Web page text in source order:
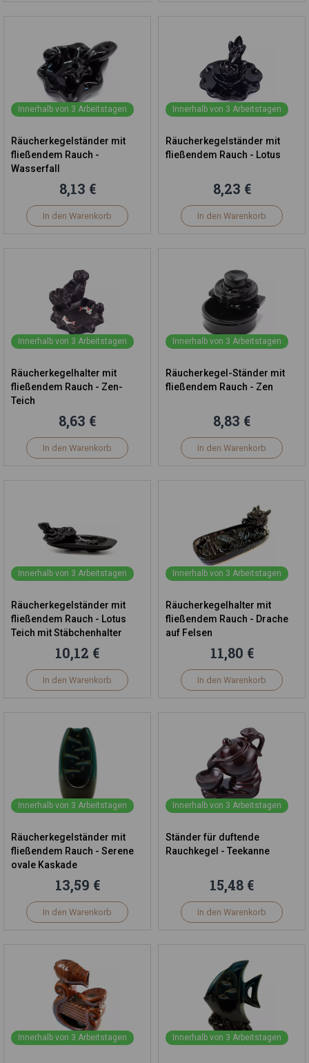
Innerhalb von 3 Arbeitstagen
Räucherkegelständer mit
fließendem Rauch -
Wasserfall
8,13 €
In den Warenkorb
Innerhalb von 3 Arbeitstagen
Räucherkegelständer mit
fließendem Rauch - Lotus
8,23 €
In den Warenkorb
Innerhalb von 3 Arbeitstagen
Räucherkegelhalter mit
fließendem Rauch - Zen-
Teich
8,63 €
In den Warenkorb
Innerhalb von 3 Arbeitstagen
Räucherkegel-Ständer mit
fließendem Rauch - Zen
8,83 €
In den Warenkorb
Innerhalb von 3 Arbeitstagen
Räucherkegelständer mit
fließendem Rauch - Lotus
Teich mit Stäbchenhalter
10,12 €
In den Warenkorb
Innerhalb von 3 Arbeitstagen
Räucherkegelhalter mit
fließendem Rauch - Drache
auf Felsen
11,80 €
In den Warenkorb
Innerhalb von 3 Arbeitstagen
Räucherkegelständer mit
fließendem Rauch - Serene
ovale Kaskade
13,59 €
In den Warenkorb
Innerhalb von 3 Arbeitstagen
Ständer für duftende
Rauchkegel - Teekanne
15,48 €
In den Warenkorb
Innerhalb von 3 Arbeitstagen Innerhalb von 3 Arbeitstagen